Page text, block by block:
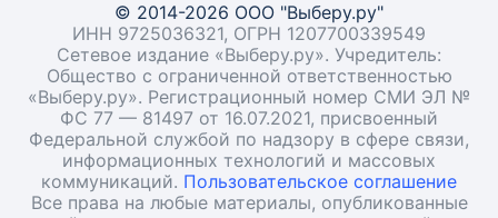
© 2014-2026 ООО "Выберу.ру"
ИНН 9725036321, ОГРН 1207700339549
Сетевое издание «Выберу.ру». Учредитель:
Общество с ограниченной ответственностью
«Выберу.ру». Регистрационный номер СМИ ЭЛ №
ФС 77 — 81497 от 16.07.2021, присвоенный
Федеральной службой по надзору в сфере связи,
информационных технологий и массовых
коммуникаций. Пользовательское соглашение
Все права на любые материалы, опубликованные